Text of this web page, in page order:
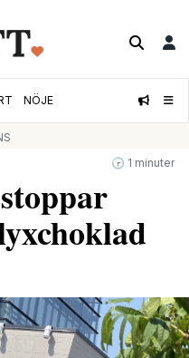
NÖJE
🕝 1 minuter